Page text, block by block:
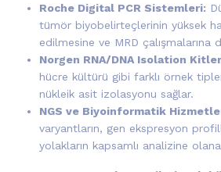
Roche Digital PCR Sistemleri:
tümör biyobelirteçlerinin yüksek
edilmesine ve MRD çalışmalarına
Norgen RNA/DNA Isolation
hücre kültürü gibi farklı örnek
nükleik asit izolasyonu sağlar.
NGS ve Biyoinformatik
varyantların, gen ekspresyon
yolakların kapsamlı analizine